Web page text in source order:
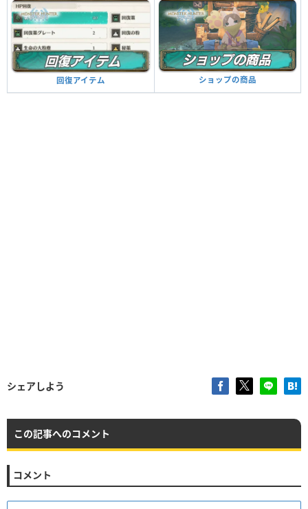
回復アイテム ショップの商品
シェアしよう
この記事へのコメント
コメント